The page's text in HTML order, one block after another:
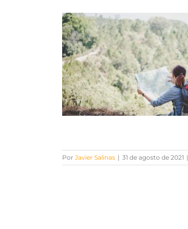
Por Javier Salinas | 31 de agosto de 2021 |